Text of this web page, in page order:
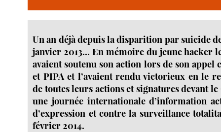
Un an déjà depuis la disparition par suicide
janvier 2013... En mémoire du jeune hacker
avaient soutenu son action lors de son appel
et PIPA et l’avaient rendu victorieux en le
de toutes leurs actions et signatures devant
une journée internationale d’information
d’expression et contre la surveillance
février 2014.